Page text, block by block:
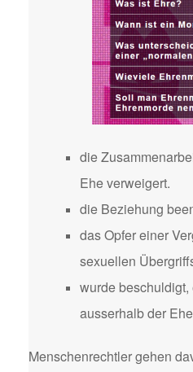
die
Ehe verweigert.
die Beziehung
das Opfer einer
sexuellen
wurde
ausserhalb der
Menschenrechtler gehen